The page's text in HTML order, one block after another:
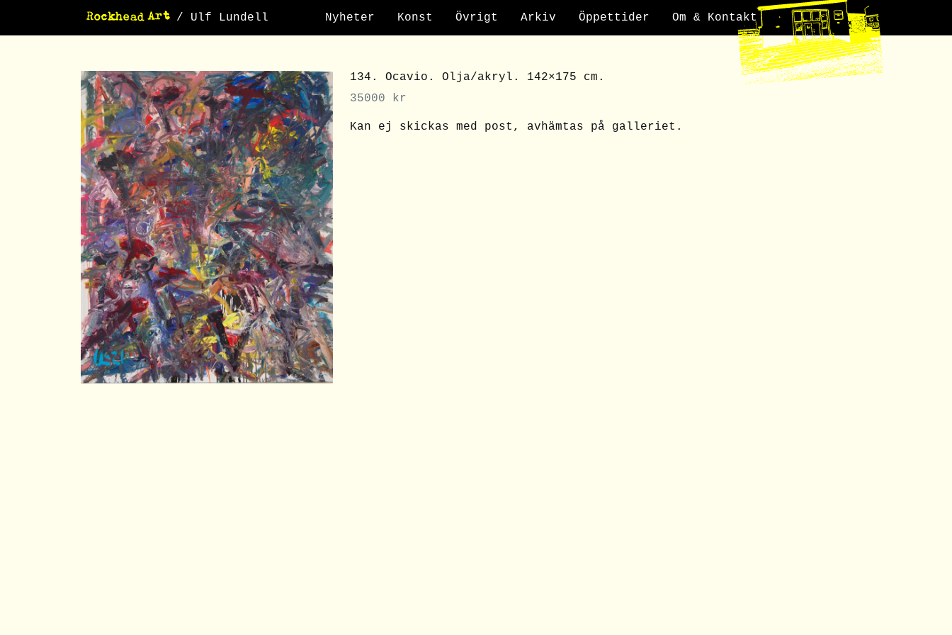
/ Ulf Lundell Nyheter Konst Övrigt Arkiv Öppettider Om & Kontakt
134. Ocavio. Olja/akryl. 142×175 cm.
35000
kr
Kan ej skickas med post, avhämtas på galleriet.